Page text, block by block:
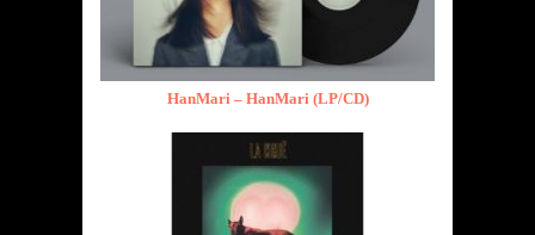
HanMari – HanMari (LP/CD)